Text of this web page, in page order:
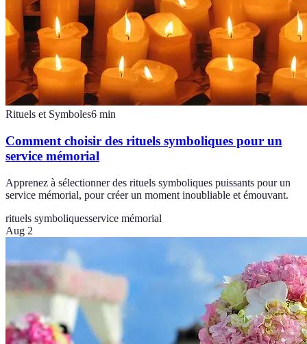
Rituels et Symboles6 min
Comment choisir des rituels symboliques pour un
service mémorial
Apprenez à sélectionner des rituels symboliques puissants pour un
service mémorial, pour créer un moment inoubliable et émouvant.
rituels symboliquesservice mémorial
Aug 2